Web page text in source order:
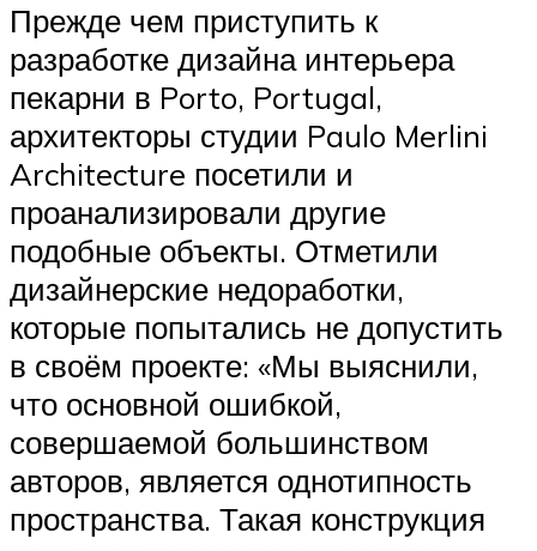
Прежде чем приступить к
разработке дизайна интерьера
пекарни в Porto, Portugal,
архитекторы студии Paulo Merlini
Architecture посетили и
проанализировали другие
подобные объекты. Отметили
дизайнерские недоработки,
которые попытались не допустить
в своём проекте: «Мы выяснили,
что основной ошибкой,
совершаемой большинством
авторов, является однотипность
пространства. Такая конструкция